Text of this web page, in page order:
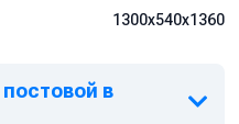
средств.
стационарной станции
1300х540х1360
в